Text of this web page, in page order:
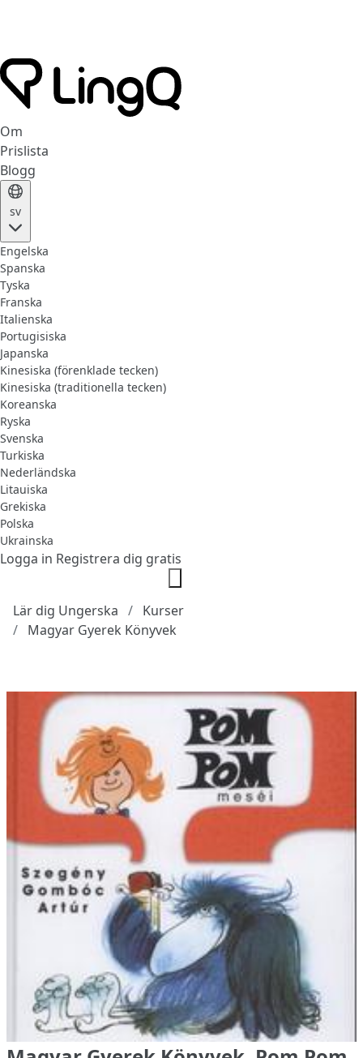
Om
Prislista
Blogg
sv
Engelska
Spanska
Tyska
Franska
Italienska
Portugisiska
Japanska
Kinesiska (förenklade tecken)
Kinesiska (traditionella tecken)
Koreanska
Ryska
Svenska
Turkiska
Nederländska
Litauiska
Grekiska
Polska
Ukrainska
Logga in Registrera dig gratis
Lär dig Ungerska
Kurser
Magyar Gyerek Könyvek